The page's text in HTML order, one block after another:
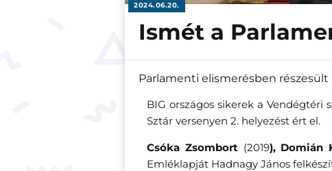
Ismét a
2024.06.20.
Parlamenti elismerésben
BIG országos sikerek a
Sztár versenyen 2. helyezést ért el.
Csóka Zsombort(2019), Domián
Emléklapját Hadnagy János